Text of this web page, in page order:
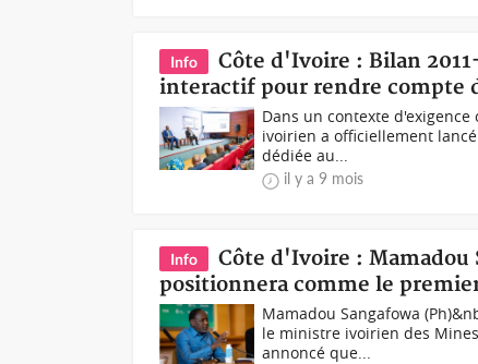
Info
Côte d'Ivoire : Bilan
interactif pour rendre compte
Dans un contexte
ivoirien a officiellement
dédiée au...
il y a 9 mois
Info
Côte d'Ivoire : Mamadou
positionnera comme le
Mamadou Sangafowa
le ministre ivoirien des
annoncé que...